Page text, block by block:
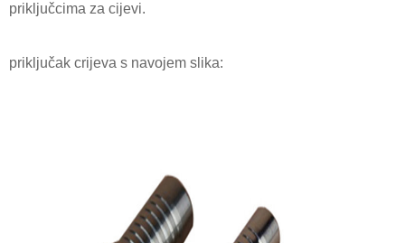
priključcima za cijevi.
priključak crijeva s navojem slika: